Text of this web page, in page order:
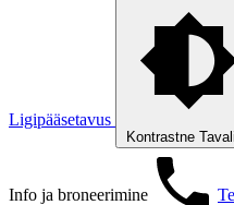
Ligipääsetavus
Kontrastne
Info ja broneerimine